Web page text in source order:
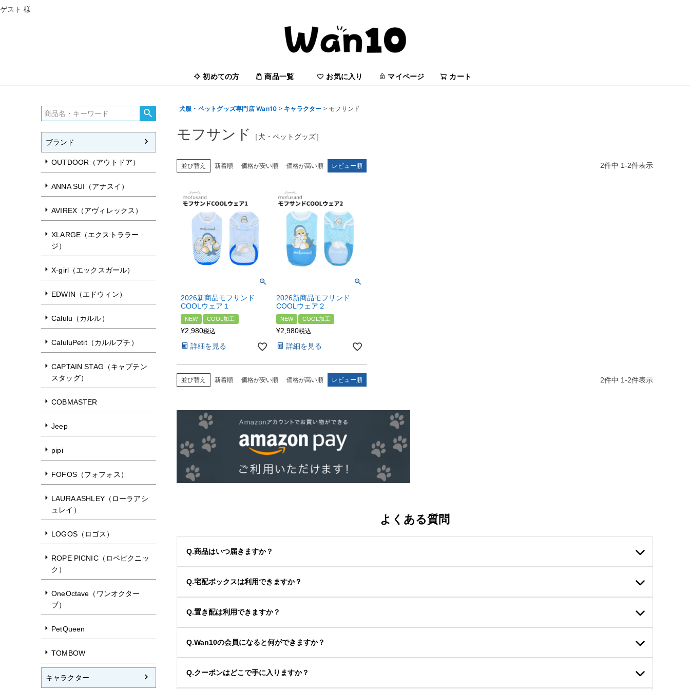
ゲスト 様
初めての方 商品一覧 お気に入り マイページ カート
ブランド
OUTDOOR（アウトドア）
ANNA SUI（アナスイ）
AVIREX（アヴィレックス）
XLARGE（エクストララー
ジ）
X-girl（エックスガール）
EDWIN（エドウィン）
Calulu（カルル）
CaluluPetit（カルルプチ）
CAPTAIN STAG（キャプテン
スタッグ）
COBMASTER
Jeep
pipi
FOFOS（フォフォス）
LAURA ASHLEY（ローラアシ
ュレイ）
LOGOS（ロゴス）
ROPE PICNIC（ロペピクニッ
ク）
OneOctave（ワンオクター
ブ）
PetQueen
TOMBOW
キャラクター
犬服・ペットグッズ専門店 Wan10 キャラクター モフサンド
モフサンド ［犬・ペットグッズ］
並び替え 新着順 価格が安い順 価格が高い順 レビュー順 2件中 1-2件表示
2026新商品モフサンド
COOLウェア１
NEW COOL加工
¥2,980税込
詳細を見る
2026新商品モフサンド
COOLウェア２
NEW COOL加工
¥2,980税込
詳細を見る
並び替え 新着順 価格が安い順 価格が高い順 レビュー順 2件中 1-2件表示
よくある質問
Q.商品はいつ届きますか？
Q.宅配ボックスは利用できますか？
Q.置き配は利用できますか？
Q.Wan10の会員になると何ができますか？
Q.クーポンはどこで手に入りますか？